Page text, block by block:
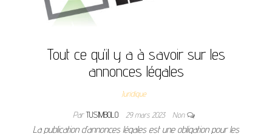
Tout ce qu’il y a à savoir sur les
annonces légales
Juridique
ParTUSIMBOLO 29 mars 2023 Non
La publication d’annonces légales est une obligation pour les